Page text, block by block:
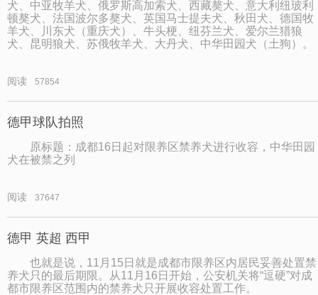
犬、中亚牧羊犬、俄罗斯高加索犬、西藏獒犬、意大利纽玻利
顿獒犬、法国波尔多獒犬、英国马士提夫犬、秋田犬、德国牧
羊犬、川东犬（重庆犬）、牛头梗、纽芬兰犬、爱尔兰猎狼
犬、昆明狼犬、苏俄牧羊犬、大丹犬、中华田园犬（土狗）。
阅读 57854
德甲球队拍照
原标题：成都16日起对限养区禁养犬进行收容，中华田园
犬在被禁之列
阅读 37647
德甲 英超 西甲
也就是说，11月15日就是成都市限养区内居民妥善处置禁
养犬只的最后期限。从11月16日开始，公安机关将“逗硬”对成
都市限养区范围内的禁养犬只开展收容处置工作。